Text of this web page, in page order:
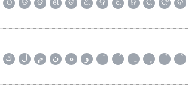
ଠ ଡ ଢ ଣ ତ ଥ ଦ ଧ ନ ପ ଫ ବ
ك ل م ن ه و